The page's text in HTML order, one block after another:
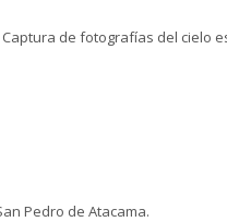
de fotografías del cielo
Pedro de Atacama.